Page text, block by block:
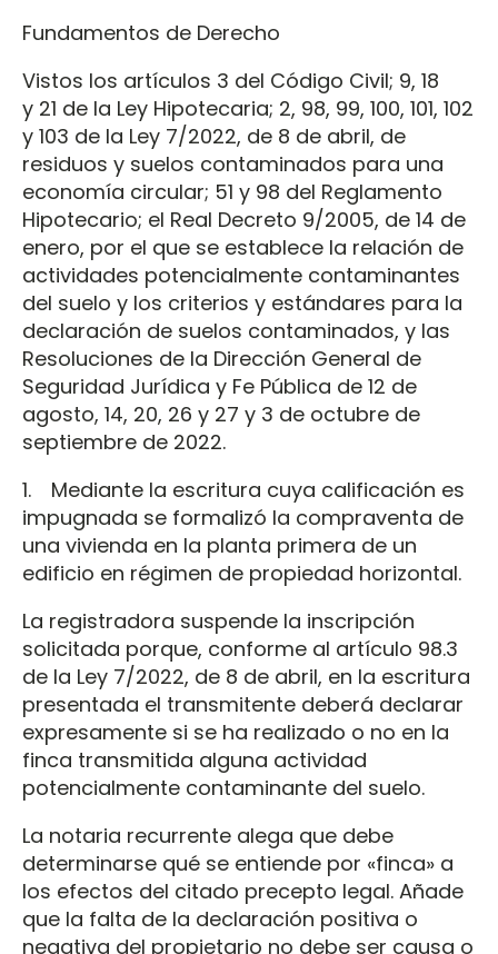
Fundamentos de Derecho
Vistos los artículos 3 del Código Civil; 9, 18
y 21 de la Ley Hipotecaria; 2, 98, 99, 100, 101, 102
y 103 de la Ley 7/2022, de 8 de abril, de
residuos y suelos contaminados para una
economía circular; 51 y 98 del Reglamento
Hipotecario; el Real Decreto 9/2005, de 14 de
enero, por el que se establece la relación de
actividades potencialmente contaminantes
del suelo y los criterios y estándares para la
declaración de suelos contaminados, y las
Resoluciones de la Dirección General de
Seguridad Jurídica y Fe Pública de 12 de
agosto, 14, 20, 26 y 27 y 3 de octubre de
septiembre de 2022.
1. Mediante la escritura cuya calificación es
impugnada se formalizó la compraventa de
una vivienda en la planta primera de un
edificio en régimen de propiedad horizontal.
La registradora suspende la inscripción
solicitada porque, conforme al artículo 98.3
de la Ley 7/2022, de 8 de abril, en la escritura
presentada el transmitente deberá declarar
expresamente si se ha realizado o no en la
finca transmitida alguna actividad
potencialmente contaminante del suelo.
La notaria recurrente alega que debe
determinarse qué se entiende por «finca» a
los efectos del citado precepto legal. Añade
que la falta de la declaración positiva o
negativa del propietario no debe ser causa o